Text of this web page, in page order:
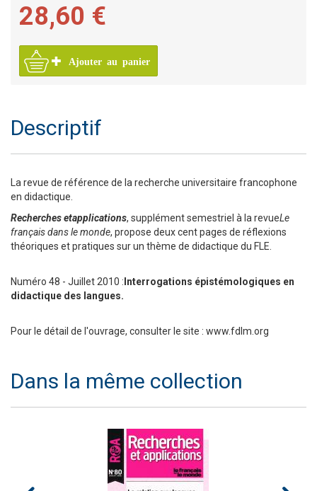
28,60 €
Ajouter au panier
Descriptif
La revue de référence de la recherche universitaire francophone
en didactique.
Recherches etapplications, supplément semestriel à la revueLe
français dans le monde, propose deux cent pages de réflexions
théoriques et pratiques sur un thème de didactique du FLE.
Numéro 48 - Juillet 2010 : Interrogations épistémologiques en
didactique des langues.
Pour le détail de l'ouvrage, consulter le site : www.fdlm.org
Dans la même collection